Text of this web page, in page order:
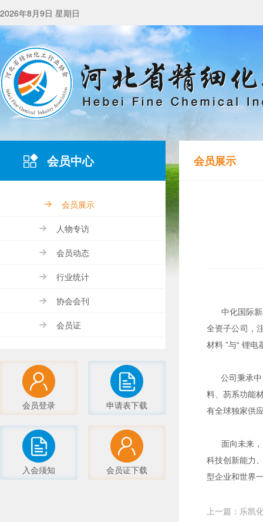
2026年8月9日 星期日
会员中心
会员展示
人物专访
会员动态
行业统计
协会会刊
会员证
会员登录 申请表下载
入会须知 会员证下载
会员展示
中化国际新
全资子公司，
材料 ”与“ 锂
公司秉承中
料、芴系功能
有全球独家供
面向未来，
科技创新能力
型企业和世界
上一篇：乐凯